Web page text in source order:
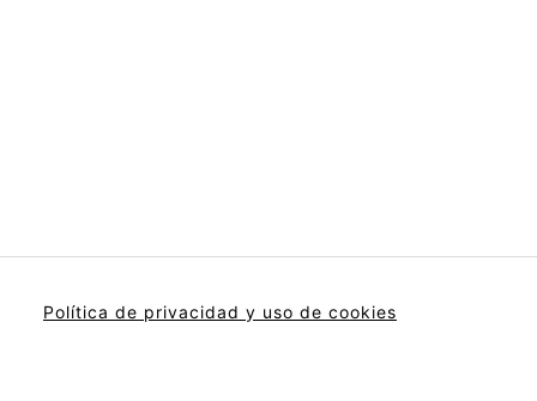
Política de privacidad y uso de cookies